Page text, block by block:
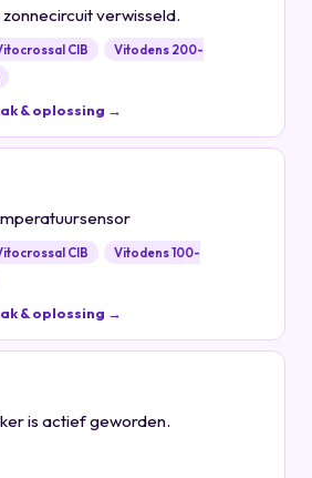
verwisseld.
CIB
Vitodens 200-
& oplossing →
CIB
Vitodens 100-
& oplossing →
is actief geworden.